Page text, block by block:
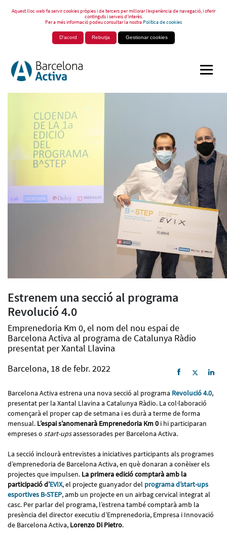
Aquest lloc web fa servir cookies pròpies i de tercers per millorar l’experiència de navegació, i oferir
continguts i serveis d’interès.
Per a més informació podeu consultar la nostraPolítica de cookies
D'acord Rebutja Gestionar cookies
Estrenem una secció al programa
Revolució 4.0
Emprenedoria Km 0, el nom del nou espai de
Barcelona Activa al programa de Catalunya Ràdio
presentat per Xantal Llavina
Barcelona, 18 de febr. 2022
Barcelona Activa estrena una nova secció al programa Revolució 4.0,
presentat per la Xantal Llavina a Catalunya Ràdio. La col·laboració
començarà el proper cap de setmana i es durà a terme de forma
mensual. L’espai s’anomenarà Emprenedoria Km 0 i hi participaran
empreses o start-upsassessorades per Barcelona Activa.
La secció inclourà entrevistes a iniciatives participants als programes
d’emprenedoria de Barcelona Activa, en què donaran a conèixer els
projectes que impulsen. La primera edició comptarà amb la
participació d’EVIX, el projecte guanyador del programa d’start-ups
esportives B-STEP, amb un projecte en un airbag cervical integrat al
casc. Per parlar del programa, l’estrena també comptarà amb la
presència del director executiu d’Emprenedoria, Empresa i Innovació
de Barcelona Activa, Lorenzo Di Pietro.